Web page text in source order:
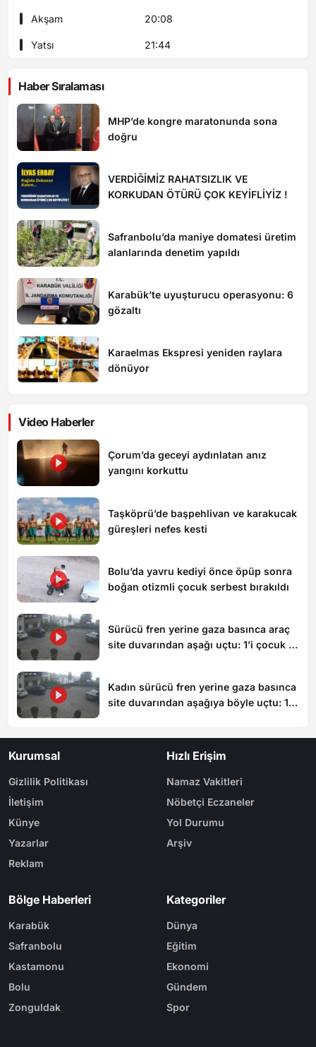
Akşam 20:08
Yatsı 21:44
Haber Sıralaması
MHP’de kongre maratonunda sona
doğru
VERDİĞİMİZ RAHATSIZLIK VE
KORKUDAN ÖTÜRÜ ÇOK KEYİFLİYİZ !
Safranbolu’da maniye domatesi üretim
alanlarında denetim yapıldı
Karabük’te uyuşturucu operasyonu: 6
gözaltı
Karaelmas Ekspresi yeniden raylara
dönüyor
Video Haberler
Çorum’da geceyi aydınlatan anız
yangını korkuttu
Taşköprü’de başpehlivan ve karakucak
güreşleri nefes kesti
Bolu’da yavru kediyi önce öpüp sonra
boğan otizmli çocuk serbest bırakıldı
Sürücü fren yerine gaza basınca araç
site duvarından aşağı uçtu: 1’i çocuk 3
Kadın sürücü fren yerine gaza basınca
site duvarından aşağıya böyle uçtu: 1’i
Kurumsal
Gizlilik Politikası
İletişim
Künye
Yazarlar
Reklam
Hızlı Erişim
Namaz Vakitleri
Nöbetçi Eczaneler
Yol Durumu
Arşiv
Bölge Haberleri
Karabük
Safranbolu
Kastamonu
Bolu
Zonguldak
Kategoriler
Dünya
Eğitim
Ekonomi
Gündem
Spor